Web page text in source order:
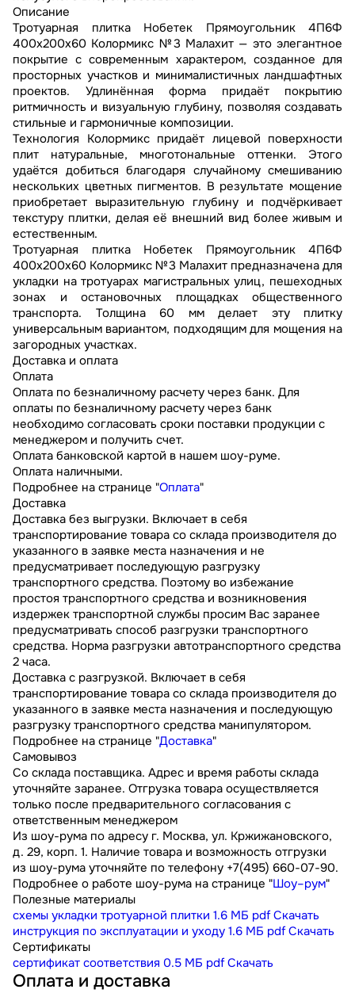
Описание
Тротуарная плитка Нобетек Прямоугольник 4П6Ф
400x200x60 Колормикс №3 Малахит — это элегантное
покрытие с современным характером, созданное для
просторных участков и минималистичных ландшафтных
проектов. Удлинённая форма придаёт покрытию
ритмичность и визуальную глубину, позволяя создавать
стильные и гармоничные композиции.
Технология Колормикс придаёт лицевой поверхности
плит натуральные, многотональные оттенки. Этого
удаётся добиться благодаря случайному смешиванию
нескольких цветных пигментов. В результате мощение
приобретает выразительную глубину и подчёркивает
текстуру плитки, делая её внешний вид более живым и
естественным.
Тротуарная плитка Нобетек Прямоугольник 4П6Ф
400x200x60 Колормикс №3 Малахит предназначена для
укладки на тротуарах магистральных улиц, пешеходных
зонах и остановочных площадках общественного
транспорта. Толщина 60 мм делает эту плитку
универсальным вариантом, подходящим для мощения на
загородных участках.
Доставка и оплата
Оплата
Оплата по безналичному расчету через банк. Для
оплаты по безналичному расчету через банк
необходимо согласовать сроки поставки продукции с
менеджером и получить счет.
Оплата банковской картой в нашем шоу-руме.
Оплата наличными.
Подробнее на странице "Оплата"
Доставка
Доставка без выгрузки. Включает в себя
транспортирование товара со склада производителя до
указанного в заявке места назначения и не
предусматривает последующую разгрузку
транспортного средства. Поэтому во избежание
простоя транспортного средства и возникновения
издержек транспортной службы просим Вас заранее
предусматривать способ разгрузки транспортного
средства. Норма разгрузки автотранспортного средства
2 часа.
Доставка с разгрузкой. Включает в себя
транспортирование товара со склада производителя до
указанного в заявке места назначения и последующую
разгрузку транспортного средства манипулятором.
Подробнее на странице "Доставка"
Самовывоз
Со склада поставщика. Адрес и время работы склада
уточняйте заранее. Отгрузка товара осуществляется
только после предварительного согласования с
ответственным менеджером
Из шоу-рума по адресу г. Москва, ул. Кржижановского,
д. 29, корп. 1. Наличие товара и возможность отгрузки
из шоу-рума уточняйте по телефону +7(495) 660-07-90.
Подробнее о работе шоу-рума на странице "Шоу–рум"
Полезные материалы
схемы укладки тротуарной плитки 1.6 МБ pdf Скачать
инструкция по эксплуатации и уходу 1.6 МБ pdf Скачать
Сертификаты
сертификат соответствия 0.5 МБ pdf Скачать
Оплата и доставка